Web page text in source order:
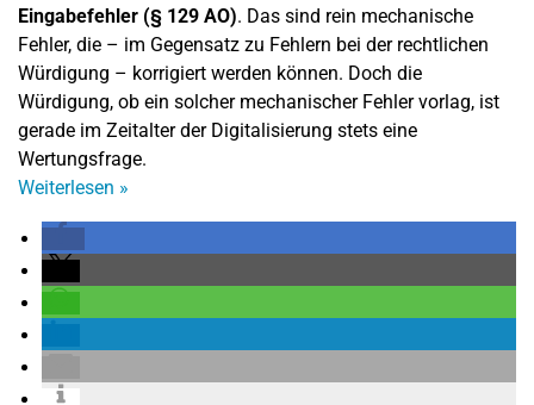
Eingabefehler (§ 129 AO). Das sind rein mechanische
Fehler, die – im Gegensatz zu Fehlern bei der rechtlichen
Würdigung – korrigiert werden können. Doch die
Würdigung, ob ein solcher mechanischer Fehler vorlag, ist
gerade im Zeitalter der Digitalisierung stets eine
Wertungsfrage.
Weiterlesen »